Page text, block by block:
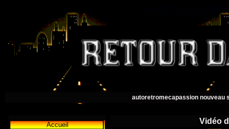
Vailly sur
autoretromecapassion nouveau
Accueil Vidéo